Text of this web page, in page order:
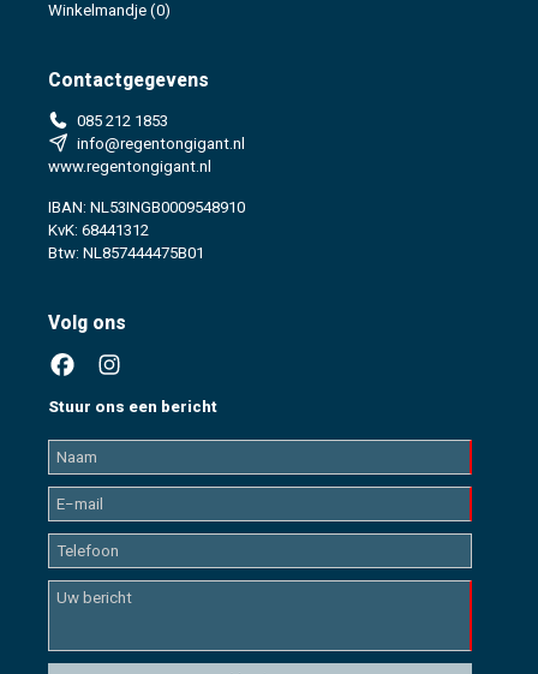
Winkelmandje (0)
Contactgegevens
085 212 1853
info@regentongigant.nl
www.regentongigant.nl
IBAN: NL53INGB0009548910
KvK: 68441312
Btw: NL857444475B01
Volg ons
Stuur ons een bericht